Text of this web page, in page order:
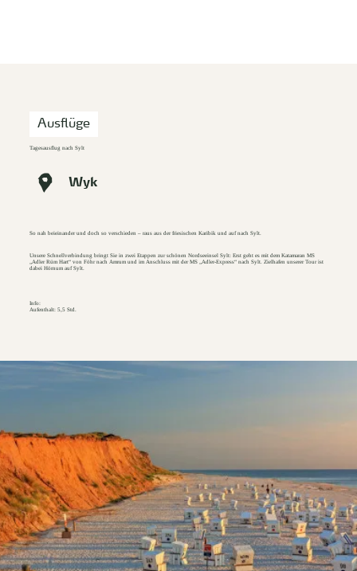
Ausflüge
Tagesausflug nach Sylt
Wyk
So nah beieinander und doch so verschieden – raus aus der friesischen Karibik und auf nach Sylt.
Unsere Schnellverbindung bringt Sie in zwei Etappen zur schönen Nordseeinsel Sylt: Erst geht es mit dem Katamaran MS
„Adler Rüm Hart“ von Föhr nach Amrum und im Anschluss mit der MS „Adler-Express“ nach Sylt. Zielhafen unserer Tour ist
dabei Hörnum auf Sylt.
Info:
Aufenthalt: 5,5 Std.